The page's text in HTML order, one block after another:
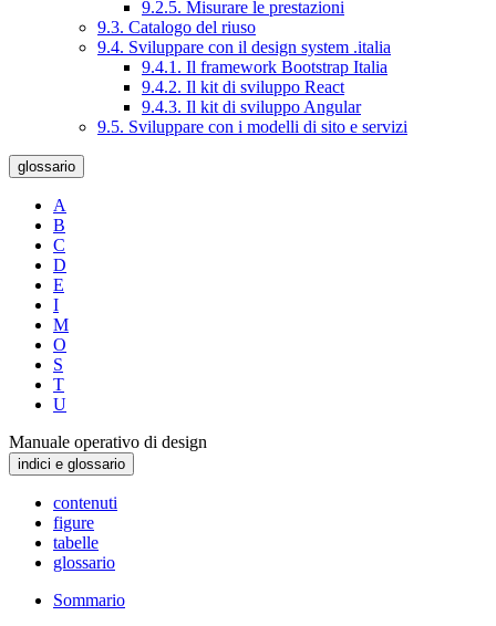
9.2.5. Misurare le prestazioni
9.3. Catalogo del riuso
9.4. Sviluppare con il design system .italia
9.4.1. Il framework Bootstrap Italia
9.4.2. Il kit di sviluppo React
9.4.3. Il kit di sviluppo Angular
9.5. Sviluppare con i modelli di sito e servizi
glossario
A
B
C
D
E
I
M
O
S
T
U
Manuale operativo di design
indici e glossario
contenuti
figure
tabelle
glossario
Sommario